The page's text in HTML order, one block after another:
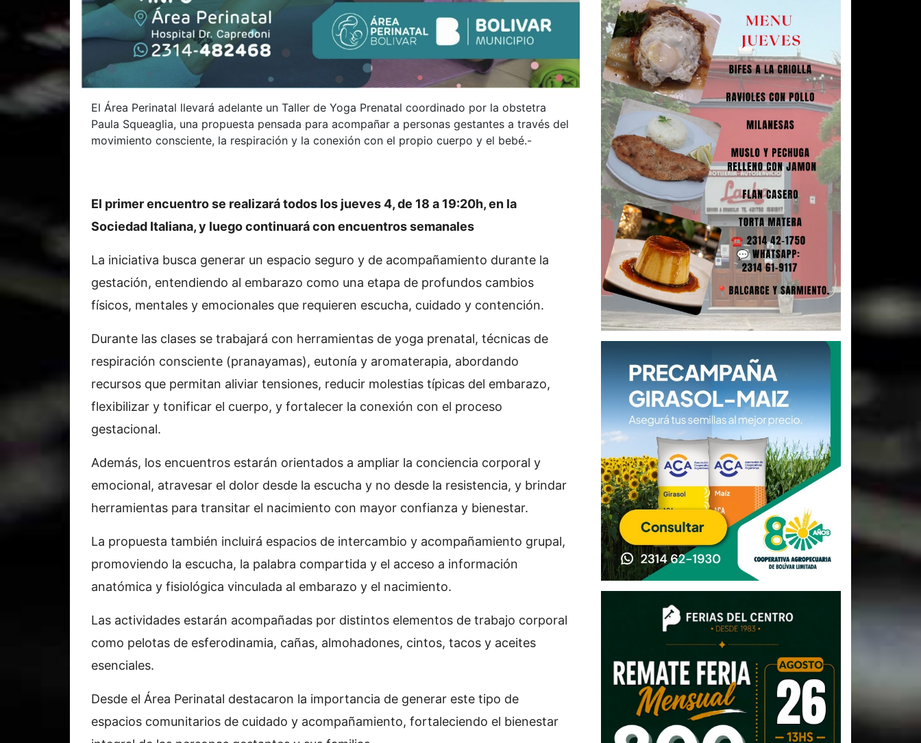
El Área Perinatal llevará adelante un Taller de Yoga Prenatal coordinado por la obstetra
Paula Squeaglia, una propuesta pensada para acompañar a personas gestantes a través del
movimiento consciente, la respiración y la conexión con el propio cuerpo y el bebé.-
El primer encuentro se realizará todos los jueves 4, de 18 a 19:20h, en la
Sociedad Italiana, y luego continuará con encuentros semanales
La iniciativa busca generar un espacio seguro y de acompañamiento durante la
gestación, entendiendo al embarazo como una etapa de profundos cambios
físicos, mentales y emocionales que requieren escucha, cuidado y contención.
Durante las clases se trabajará con herramientas de yoga prenatal, técnicas de
respiración consciente (pranayamas), eutonía y aromaterapia, abordando
recursos que permitan aliviar tensiones, reducir molestias típicas del embarazo,
flexibilizar y tonificar el cuerpo, y fortalecer la conexión con el proceso
gestacional.
Además, los encuentros estarán orientados a ampliar la conciencia corporal y
emocional, atravesar el dolor desde la escucha y no desde la resistencia, y brindar
herramientas para transitar el nacimiento con mayor confianza y bienestar.
La propuesta también incluirá espacios de intercambio y acompañamiento grupal,
promoviendo la escucha, la palabra compartida y el acceso a información
anatómica y fisiológica vinculada al embarazo y el nacimiento.
Las actividades estarán acompañadas por distintos elementos de trabajo corporal
como pelotas de esferodinamia, cañas, almohadones, cintos, tacos y aceites
esenciales.
Desde el Área Perinatal destacaron la importancia de generar este tipo de
espacios comunitarios de cuidado y acompañamiento, fortaleciendo el bienestar